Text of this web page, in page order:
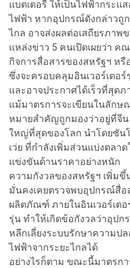
แบตเตอรี่ ให้เป็นไฟฟ้ากระแ
ไฟฟ้า หากอุปกรณ์ดังกล่าวถู
ไกล อาจส่งผลต่อเสถียรภาพ
แหล่งข่าว 5 คนเปิดเผยว่า ค
กิจการสื่อสารของสหรัฐฯ หรื
ซึ่งจะครอบคลุมอินเวอร์เตอ
และอาจประกาศได้เร็วที่สุดภ
แม้มาตรการจะเขียนในลักษณ
หมายสำคัญถูกมองว่าอยู่ที่จีน
ใหญ่ที่สุดของโลก นำโดยซัน
เว่ย ที่กำลังเพิ่มส่วนแบ่งตลา
แข่งขันด้านราคาอย่างหนัก
ความกังวลของสหรัฐฯ เพิ่ม
มั่นคงเคยตรวจพบอุปกรณ์สื่อ
ผลิตภัณฑ์ ภายในอินเวอร์เต
รุ่น ทำให้เกิดข้อกังวลว่าอุปก
หลีกเลี่ยงระบบรักษาความป
ไฟฟ้าจากระยะไกลได้
อย่างไรก็ตาม ขณะนี้มาตรก